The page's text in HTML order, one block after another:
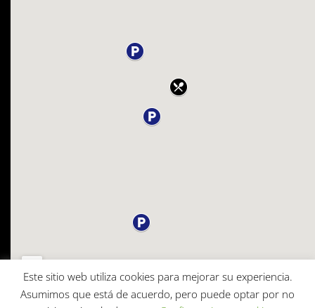
Este sitio web utiliza cookies para mejorar su experiencia.
Asumimos que está de acuerdo, pero puede optar por no